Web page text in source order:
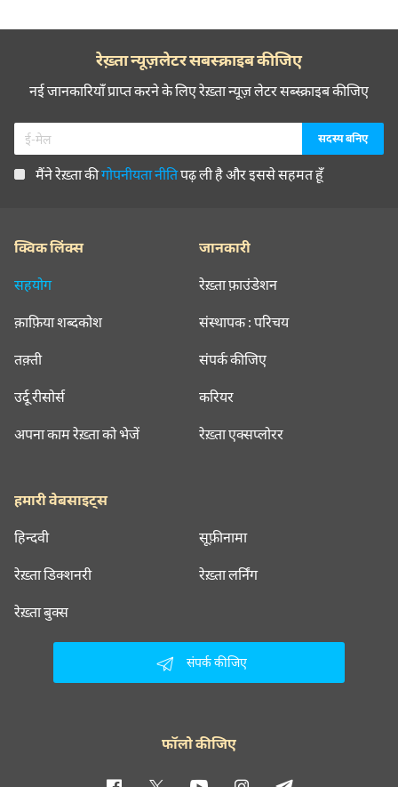
रेख़्ता न्यूज़लेटर सबस्क्राइब कीजिए
नई जानकारियाँ प्राप्त करने के लिए रेख़्ता न्यूज़ लेटर सब्स्क्राइब कीजिए
मैंने रेख़्ता कीगोपनीयता नीतिपढ़ ली है और इससे सहमत हूँ
क्विक लिंक्स
सहयोग
क़ाफ़िया शब्दकोश
तक़्ती
उर्दू रीसोर्स
अपना काम रेख़्ता को भेजें
जानकारी
रेख़्ता फ़ाउंडेशन
संस्थापक : परिचय
संपर्क कीजिए
करियर
रेख़्ता एक्सप्लोरर
हमारी वेबसाइट्स
हिन्दवी सूफ़ीनामा
रेख़्ता डिक्शनरी रेख़्ता लर्निंग
रेख़्ता बुक्स
संपर्क कीजिए
फॉलो कीजिए